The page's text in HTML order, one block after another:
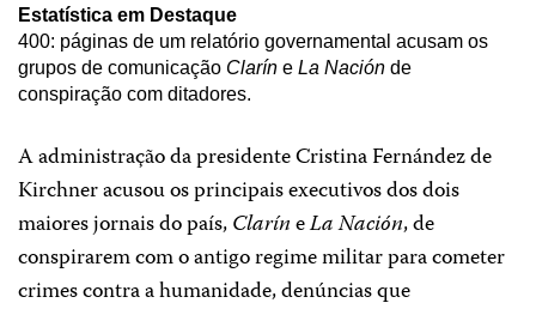
Estatística em Destaque
400: páginas de um relatório governamental acusam os
grupos de comunicação Clarín e La Nación de
conspiração com ditadores.
A administração da presidente Cristina Fernández de
Kirchner acusou os principais executivos dos dois
maiores jornais do país,ClaríneLa Nación, de
conspirarem com o antigo regime militar para cometer
crimes contra a humanidade, denúncias que